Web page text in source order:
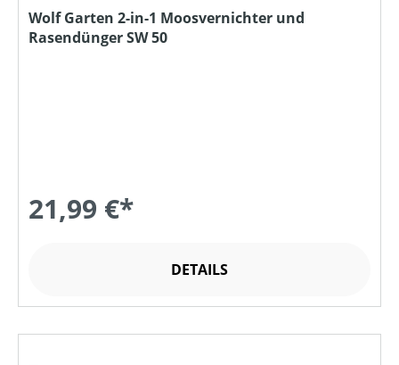
Wolf Garten 2-in-1 Moosvernichter und
Rasendünger SW 50
21,99 €*
DETAILS